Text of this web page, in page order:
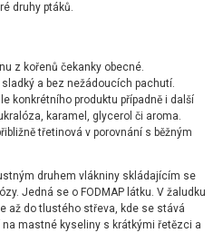
druhy ptáků.
z kořenů čekanky obecné.
a bez nežádoucích pachutí.
konkrétního produktu případně i další
karamel, glycerol či aroma.
třetinová v porovnání s běžným
druhem vlákniny skládajícím se
Jedná se o FODMAP látku. V žaludku
až do tlustého střeva, kde se stává
mastné kyseliny s krátkými řetězci a